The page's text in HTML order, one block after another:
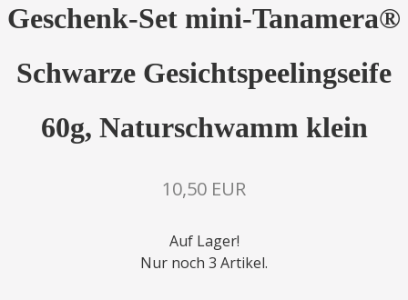
Geschenk-Set mini-Tanamera®
Schwarze Gesichtspeelingseife
60g, Naturschwamm klein
10,50 EUR
Auf Lager!
Nur noch 3 Artikel.